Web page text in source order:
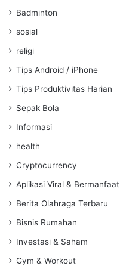
Badminton
sosial
religi
Tips Android / iPhone
Tips Produktivitas Harian
Sepak Bola
Informasi
health
Cryptocurrency
Aplikasi Viral & Bermanfaat
Berita Olahraga Terbaru
Bisnis Rumahan
Investasi & Saham
Gym & Workout